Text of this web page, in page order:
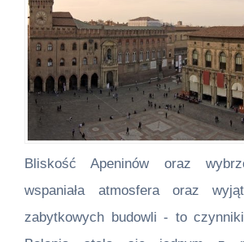
Bliskość Apeninów oraz
wspaniała atmosfera oraz
zabytkowych budowli - to